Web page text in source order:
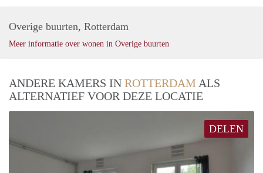
Overige buurten, Rotterdam
Meer informatie over wonen in Overige buurten
ANDERE KAMERS IN ROTTERDAM ALS
ALTERNATIEF VOOR DEZE LOCATIE
DELEN